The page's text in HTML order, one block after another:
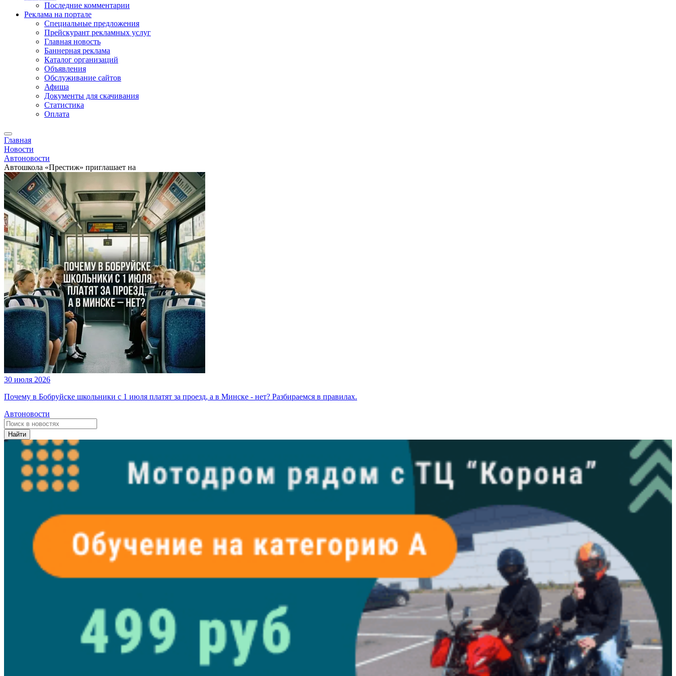
Последние комментарии
Реклама на портале
Специальные предложения
Прейскурант рекламных услуг
Главная новость
Баннерная реклама
Каталог организаций
Объявления
Обслуживание сайтов
Афиша
Документы для скачивания
Статистика
Оплата
Главная
Новости
Автоновости
Автошкола «Престиж» приглашает на
30 июля 2026
Почему в Бобруйске школьники с 1 июля платят за проезд, а в Минске - нет? Разбираемся в правилах.
Автоновости
Найти